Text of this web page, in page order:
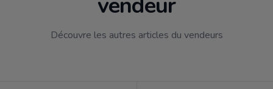
Découvre les autres articles du vendeurs